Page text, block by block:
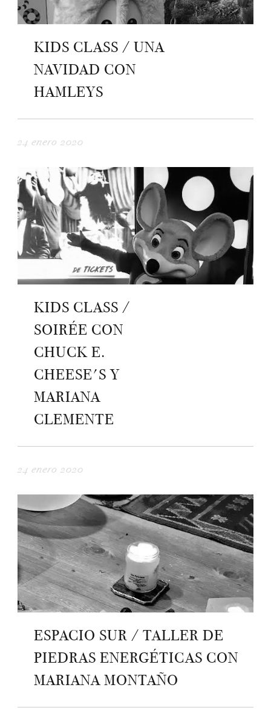
KIDS CLASS / UNA
NAVIDAD CON
HAMLEYS
24 enero 2020
KIDS CLASS /
SOIRÉE CON
CHUCK E.
CHEESE'S Y
MARIANA
CLEMENTE
24 enero 2020
ESPACIO SUR / TALLER DE
PIEDRAS ENERGÉTICAS CON
MARIANA MONTAÑO